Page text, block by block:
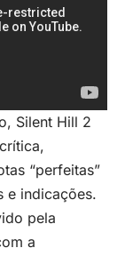
Silent Hill 2
“perfeitas”
e indicações.
pela
a